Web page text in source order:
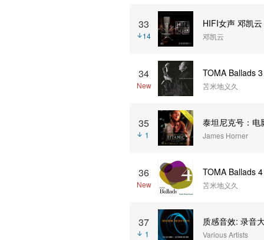
33
14
HIFI女声 邓凯云
邓凯云
34
New
TOMA Ballads 3
苫米地义久
35
1
泰坦尼克号：电
James Horner
36
New
TOMA Ballads 4
苫米地义久
37
1
质感音效: 录音
Various Artists